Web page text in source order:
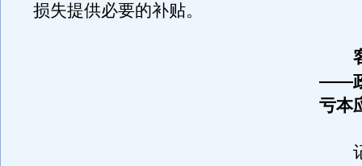
损失提供必要的补贴。
客
——
亏本
记